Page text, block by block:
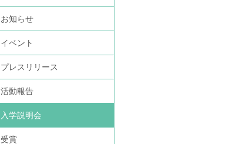
お知らせ
イベント
プレスリリース
活動報告
入学説明会
受賞